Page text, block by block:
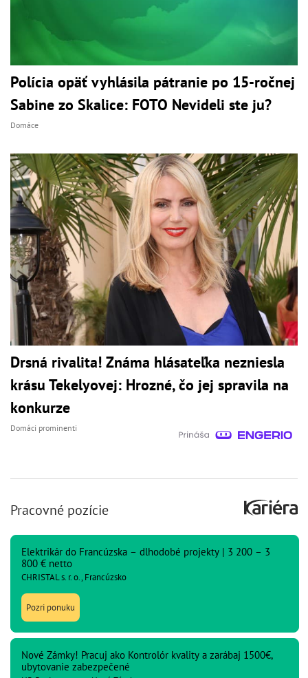
Polícia opäť vyhlásila pátranie po 15-ročnej
Sabine zo Skalice: FOTO Nevideli ste ju?
Domáce
Drsná rivalita! Známa hlásateľka nezniesla
krásu Tekelyovej: Hrozné, čo jej spravila na
konkurze
Domáci prominenti
Pracovné pozície
Elektrikár do Francúzska – dlhodobé projekty | 3 200 – 3
800 € netto
CHRISTAL s. r. o., Francúzsko
Pozri ponuku
Nové Zámky! Pracuj ako Kontrolór kvality a zarábaj 1500€,
ubytovanie zabezpečené